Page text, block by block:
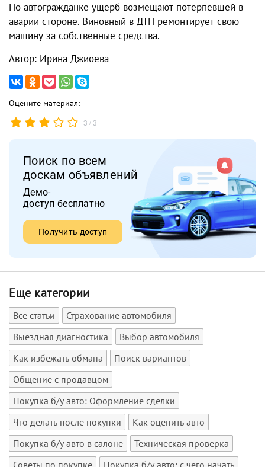
По автогражданке ущерб возмещают потерпевшей в
аварии стороне. Виновный в ДТП ремонтирует свою
машину за собственные средства.
Автор: Ирина Джиоева
Оцените материал:
3 /3
Поиск по всем
доскам объявлений
Демо-
доступ бесплатно
Получить доступ
Еще категории
Все статьи
Страхование автомобиля
Выездная диагностика
Выбор автомобиля
Как избежать обмана
Поиск вариантов
Общение с продавцом
Покупка б/у авто: Оформление сделки
Что делать после покупки
Как оценить авто
Покупка б/у авто в салоне
Техническая проверка